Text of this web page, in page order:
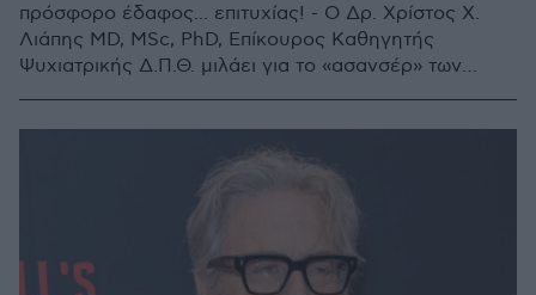
πρόσφορο έδαφος... επιτυχίας! - Ο Δρ. Χρίστος Χ.
Λιάπης MD, MSc, PhD, Επίκουρος Καθηγητής
Ψυχιατρικής Δ.Π.Θ. μιλάει για το «ασανσέρ» των